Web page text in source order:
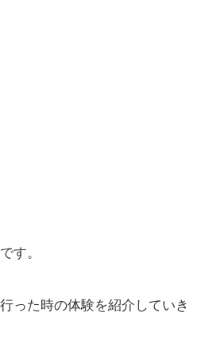
す。
った時の体験を紹介していき